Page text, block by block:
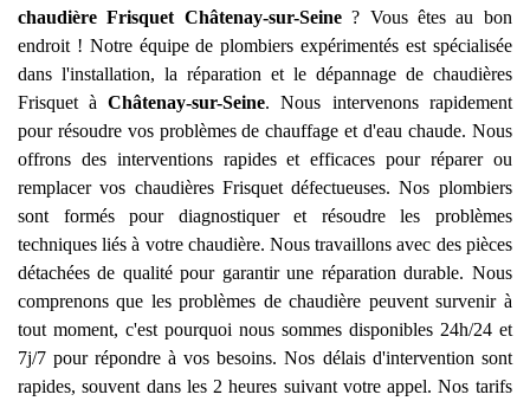
chaudière Frisquet Châtenay-sur-Seine? Vous êtes au bon
endroit ! Notre équipe de plombiers expérimentés est spécialisée
dans l'installation, la réparation et le dépannage de chaudières
Frisquet àChâtenay-sur-Seine. Nous intervenons rapidement
pour résoudre vos problèmes de chauffage et d'eau chaude. Nous
offrons des interventions rapides et efficaces pour réparer ou
remplacer vos chaudières Frisquet défectueuses. Nos plombiers
sont formés pour diagnostiquer et résoudre les problèmes
techniques liés à votre chaudière. Nous travaillons avec des pièces
détachées de qualité pour garantir une réparation durable. Nous
comprenons que les problèmes de chaudière peuvent survenir à
tout moment, c'est pourquoi nous sommes disponibles 24h/24 et
7j/7 pour répondre à vos besoins. Nos délais d'intervention sont
rapides, souvent dans les 2 heures suivant votre appel. Nos tarifs